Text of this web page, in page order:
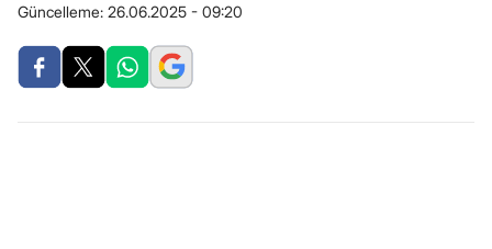
Güncelleme: 26.06.2025 - 09:20